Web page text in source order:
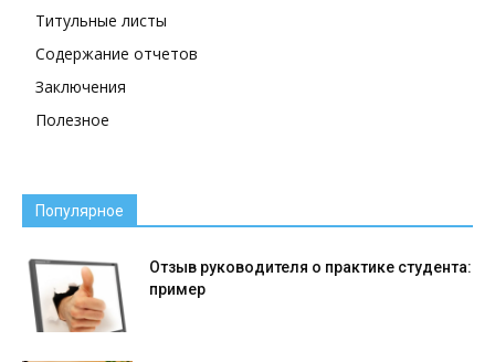
Титульные листы
Содержание отчетов
Заключения
Полезное
Популярное
Отзыв руководителя о практике студента:
пример